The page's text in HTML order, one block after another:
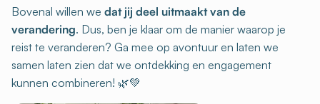
Bovenal willen we dat jij deel uitmaakt van de
verandering. Dus, ben je klaar om de manier waarop je
reist te veranderen? Ga mee op avontuur en laten we
samen laten zien dat we ontdekking en engagement
kunnen combineren! 🌿💚